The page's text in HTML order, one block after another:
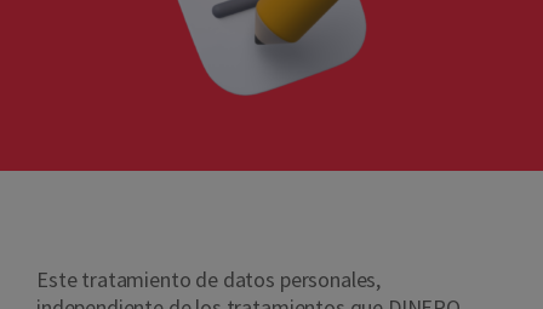
Este tratamiento de datos personales,